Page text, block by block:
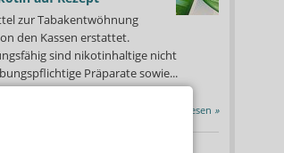
zur Tabakentwöhnung
den Kassen erstattet.
sind nikotinhaltige nicht
Präparate sowie...
Alle Porträts lesen »